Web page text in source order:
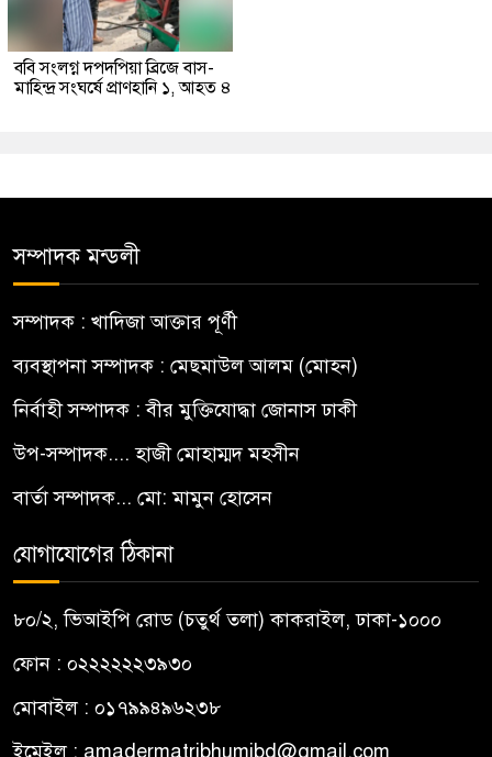
ববি সংলগ্ন দপদপিয়া ব্রিজে বাস-
মাহিন্দ্র সংঘর্ষে প্রাণহানি ১, আহত ৪
সম্পাদক মন্ডলী
সম্পাদক : খাদিজা আক্তার পূর্ণী
ব্যবস্থাপনা সম্পাদক : মেছমাউল আলম (মোহন)
নির্বাহী সম্পাদক : বীর মুক্তিযোদ্ধা জোনাস ঢাকী
উপ-সম্পাদক.... হাজী মোহাম্মদ মহসীন
বার্তা সম্পাদক... মো: মামুন হোসেন
যোগাযোগের ঠিকানা
৮০/২, ভিআইপি রোড (চতুর্থ তলা) কাকরাইল, ঢাকা-১০০০
ফোন : ০২২২২২২৩৯৩০
মোবাইল : ০১৭৯৯৪৯৬২৩৮
ইমেইল : amadermatribhumibd@gmail.com